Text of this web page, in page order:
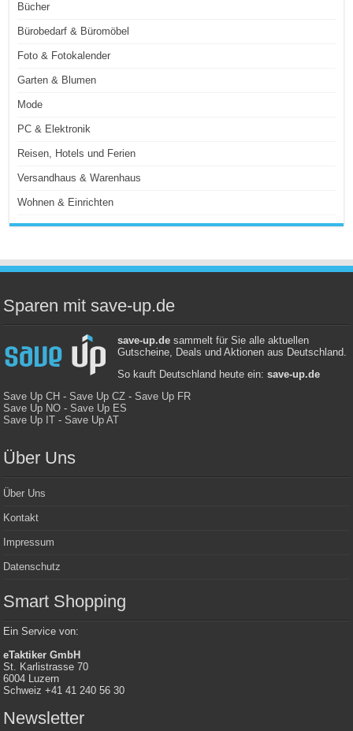
Bücher
Bürobedarf & Büromöbel
Foto & Fotokalender
Garten & Blumen
Mode
PC & Elektronik
Reisen, Hotels und Ferien
Versandhaus & Warenhaus
Wohnen & Einrichten
Sparen mit save-up.de
save-up.desammelt für Sie alle aktuellen
Gutscheine, Deals und Aktionen aus Deutschland.
So kauft Deutschland heute ein: save-up.de
Save Up CH -Save Up CZ -Save Up FR
Save Up NO -Save Up ES
Save Up IT -Save Up AT
Über Uns
Über Uns
Kontakt
Impressum
Datenschutz
Smart Shopping
Ein Service von:
eTaktiker GmbH
St. Karlistrasse 70
6004 Luzern
Schweiz +41 41 240 56 30
Newsletter